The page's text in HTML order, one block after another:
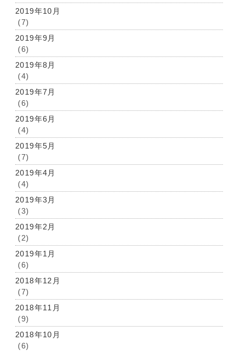
2019年10月
(7)
2019年9月
(6)
2019年8月
(4)
2019年7月
(6)
2019年6月
(4)
2019年5月
(7)
2019年4月
(4)
2019年3月
(3)
2019年2月
(2)
2019年1月
(6)
2018年12月
(7)
2018年11月
(9)
2018年10月
(6)